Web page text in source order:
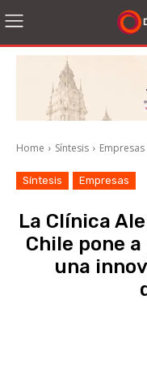
Home Síntesis Empresas
Síntesis Empresas
La Clínica
Chile pone a
una